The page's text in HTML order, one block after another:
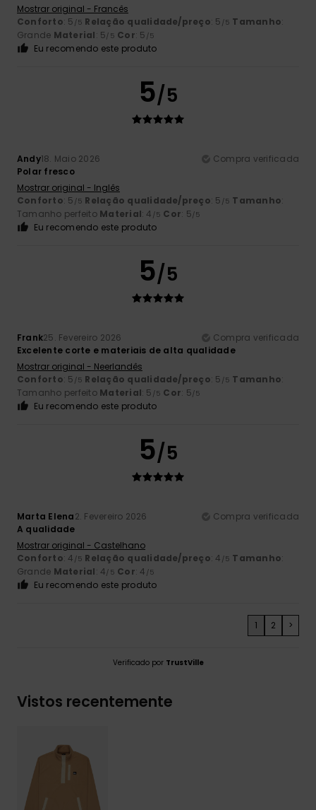
Mostrar original - Francês
Conforto: 5 /5 Relação qualidade/preço: 5 /5 Tamanho:
Grande Material: 5/5 Cor: 5 /5
Eu recomendo este produto
5/5
Andy18. Maio 2026
Compra verificada
Polar fresco
Mostrar original - Inglês
Conforto: 5 /5 Relação qualidade/preço: 5 /5 Tamanho:
Tamanho perfeito Material: 4 /5 Cor: 5/5
Eu recomendo este produto
5/5
Frank25. Fevereiro 2026
Compra verificada
Excelente corte e materiais de alta qualidade
Mostrar original - Neerlandês
Conforto: 5 /5 Relação qualidade/preço: 5 /5 Tamanho:
Tamanho perfeito Material: 5 /5 Cor: 5/5
Eu recomendo este produto
5/5
Marta Elena2. Fevereiro 2026
Compra verificada
A qualidade
Mostrar original - Castelhano
Conforto: 4 /5 Relação qualidade/preço: 4 /5 Tamanho:
Grande Material: 4/5 Cor: 4 /5
Eu recomendo este produto
1 2 >
Verificado por TrustVille
Vistos recentemente